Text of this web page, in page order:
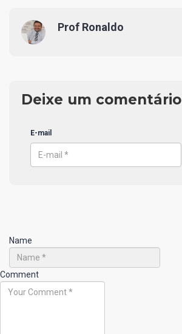
Prof Ronaldo
Deixe um comentário
E-mail
Name
Comment